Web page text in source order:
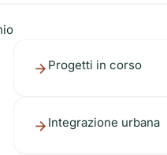
Progetti in corso
Integrazione urbana